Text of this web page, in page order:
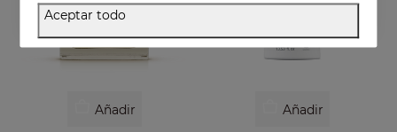
Añadir Añadir
Aceptar todo